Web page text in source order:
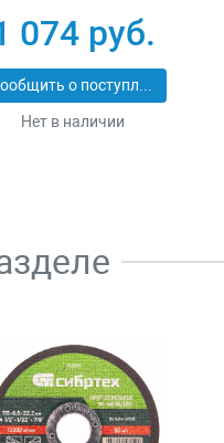
074 руб.
Сообщить о поступлении
Нет в наличии